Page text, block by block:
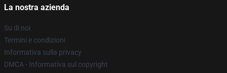
La nostra azienda
Su di noi
Termini e condizioni
Informativa sulla privacy
DMCA - Informativa sul copyright